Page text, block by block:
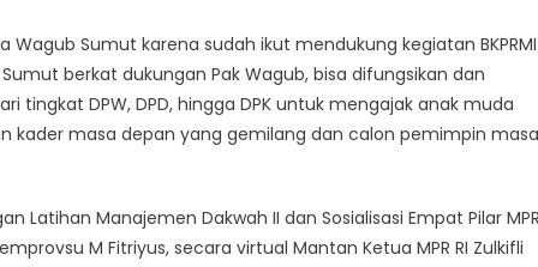
Sumut karena sudah ikut mendukung kegiatan BKPRMI
berkat dukungan Pak Wagub, bisa difungsikan dan
DPW, DPD, hingga DPK untuk mengajak anak muda
kader masa depan yang gemilang dan calon pemimpin masa
Latihan Manajemen Dakwah II dan Sosialisasi Empat Pilar
M Fitriyus, secara virtual Mantan Ketua MPR RI Zulkifli